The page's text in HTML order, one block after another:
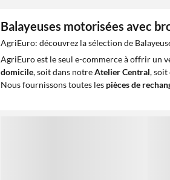
Balayeuses motorisées avec
AgriEuro: découvrez la sélection de
AgriEuro est le seul e-commerce à offrir un
domicile, soit dans notreAtelier Central, soit
Nous fournissons toutes les pièces de